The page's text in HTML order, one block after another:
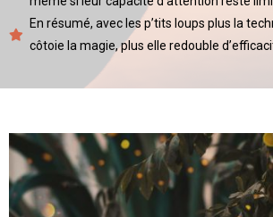
En résumé, avec les p’tits loups plus la
côtoie la magie, plus elle redouble